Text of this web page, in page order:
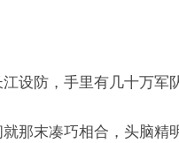
设防，手里有几十万军
那末凑巧相合，头脑精